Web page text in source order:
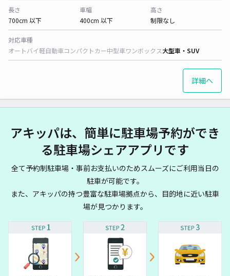
長さ
700cm 以下
車幅
400cm 以下
高さ
制限なし
対応車種
オートバイ軽自動車コンパクトカー中型車ワンボックス大型車・SUV
詳細へ
アキッパは、簡単に駐車場予約ができ
る駐車場シェアアプリです
全て予約制駐車場・事前お支払いのためスムーズにご利用当日の
駐車が可能です。
また、アキッパの持つ豊富な駐車場拠点から、目的地に近い駐車
場が見つかります。